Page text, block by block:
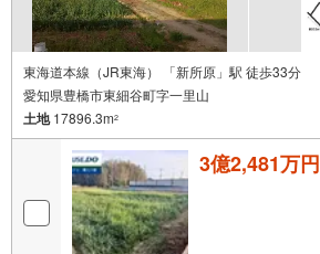
東海道本線（JR東海） 「新所原」駅 徒歩33分
愛知県豊橋市東細谷町字一里山
土地17896.3m2
3億2,481万円